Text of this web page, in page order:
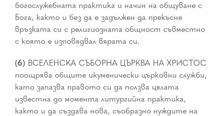
богослужебната практика и начин на общуване с
Бога, както и без да е задължен да прекъсне
връзката си с религиозната общност съвместно
с която е изповядвал вярата си.
(6) ВСЕЛЕНСКА СЪБОРНА ЦЪРКВА НА ХРИСТОС
поощрява общите икуменически църковни служби,
като запазва правото си да ползва цялата
известна до момента литургийна практика,
както и да създава нова, съобразно нуждите на